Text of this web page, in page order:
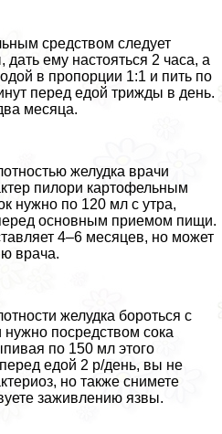
средством следует
ему настояться 2 часа, а
в пропорции 1:1 и пить по
перед едой трижды в день.
месяца.
желудка врачи
пилори картофельным
нужно по 120 мл с утра,
основным приемом пищи.
4–6 месяцев, но может
врача.
желудка бороться с
посредством сока
по 150 мл этого
едой 2 р/день, вы не
но также снимете
заживлению язвы.